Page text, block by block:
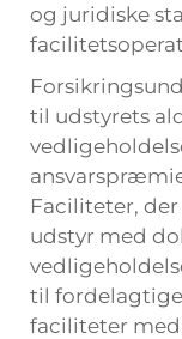
og juridiske
til udstyrets
Faciliteter,
udstyr med
til
faciliteter